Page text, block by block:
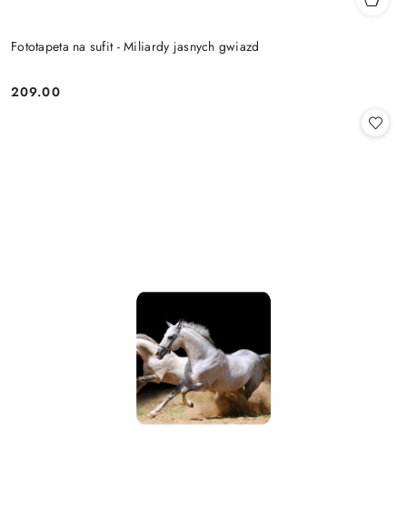
Fototapeta na sufit - Miliardy jasnych gwiazd
Cena:
209.00